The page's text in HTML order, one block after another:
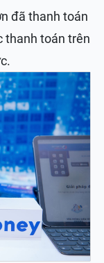
đã thanh toán
thanh toán trên